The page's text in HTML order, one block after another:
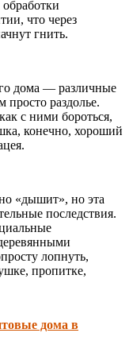
что через
гнить.
дома — различные
раздолье.
с ними бороться,
конечно, хороший
«дышит», но эта
последствия.
лопнуть,
пропитке,
дома в